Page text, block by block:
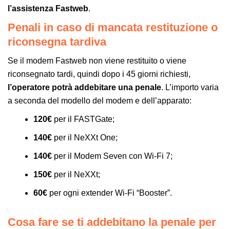
l’assistenza Fastweb.
Penali in caso di mancata restituzione o
riconsegna tardiva
Se il modem Fastweb non viene restituito o viene
riconsegnato tardi, quindi dopo i 45 giorni richiesti,
l’operatore potrà addebitare una penale. L’importo varia
a seconda del modello del modem e dell’apparato:
120€ per il FASTGate;
140€ per il NeXXt One;
140€ per il Modem Seven con Wi-Fi 7;
150€ per il NeXXt;
60€ per ogni extender Wi-Fi “Booster”.
Cosa fare se ti addebitano la penale per